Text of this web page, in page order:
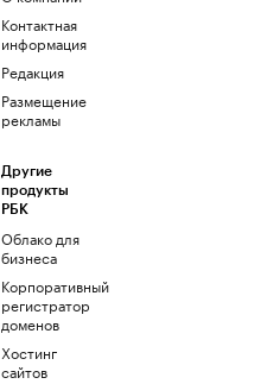
Контактная
информация
Редакция
Размещение
рекламы
Другие
продукты
РБК
Облако для
бизнеса
Корпоративный
регистратор
доменов
Хостинг
сайтов